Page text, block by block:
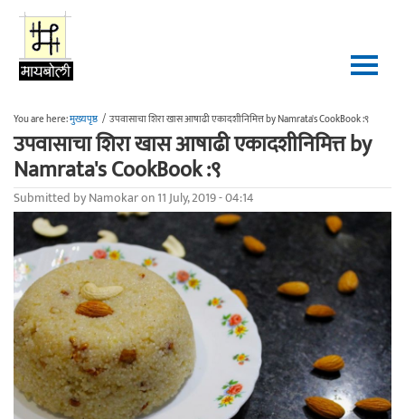
Skip to main content
You are here:मुख्यपृष्ठ / उपवासाचा शिरा खास आषाढी एकादशीनिमित्त by Namrata's CookBook :९
उपवासाचा शिरा खास आषाढी एकादशीनिमित्त by
Namrata's CookBook :९
Submitted byNamokaron 11 July, 2019 - 04:14